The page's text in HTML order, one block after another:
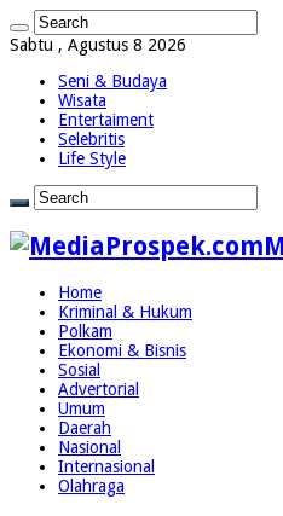
Sabtu , Agustus 8 2026
Seni & Budaya
Wisata
Entertaiment
Selebritis
Life Style
Home
Kriminal & Hukum
Polkam
Ekonomi & Bisnis
Sosial
Advertorial
Umum
Daerah
Nasional
Internasional
Olahraga